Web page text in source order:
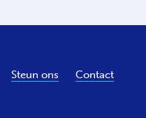
Steun ons Contact